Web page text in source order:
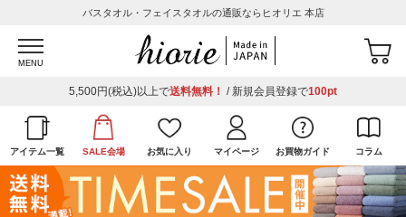
バスタオル・フェイスタオルの通販ならヒオリエ 本店
MENU
5,500円(税込)以上で送料無料！ / 新規会員登録で100pt
アイテム一覧 SALE会場 お気に入り マイページ お買物ガイド コラム